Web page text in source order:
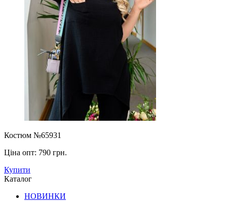
Костюм №65931
Ціна опт: 790 грн.
Купити
Каталог
НОВИНКИ